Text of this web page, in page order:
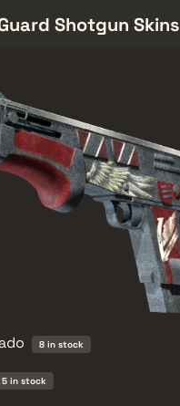
Shotgun Skins
8 in stock
5 in stock